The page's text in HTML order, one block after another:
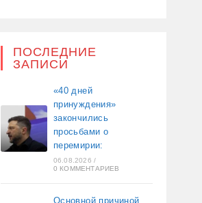
ПОСЛЕДНИЕ
ЗАПИСИ
«40 дней
принуждения»
закончились
просьбами о
перемирии:
06.08.2026 /
0 КОММЕНТАРИЕВ
Основной причиной